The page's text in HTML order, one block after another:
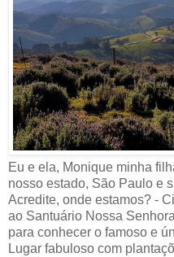
Eu e ela, Monique minha
nosso estado, São Paulo e
Acredite, onde estamos? -
ao Santuário Nossa
para conhecer o famoso e
Lugar fabuloso com